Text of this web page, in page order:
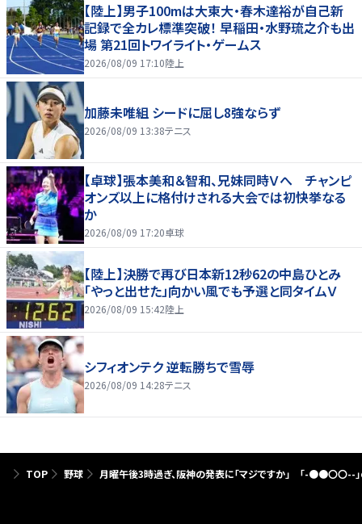
【陸上】男子100mは大東大・春木達裕が自己新
記録で全カレ標準突破！ 早稲田・水野琉之介も出
場 第21回トワイライト・ゲームス
2026/08/09 17:10陸上
加藤未唯組 シードに屈し8強ならず
2026/08/09 13:38テニス
【卓球】張本美和＆智和、兄妹同時Ｖへ チャンピ
オンズ以上に格付けされる大会では初快挙なる
か
2026/08/09 17:20卓球
【陸上】決勝で再び日本新12秒62の中島ひとみ
「やっと出せた」向かい風でも予選と同タイムＶ
2026/08/09 15:42陸上
シフィオンテク 逆転勝ちで雪辱
2026/08/09 14:28テニス
TOP 野球 月曜午後3時過ぎ、阪神の発表に「マジですか」 「-●●〇〇--」